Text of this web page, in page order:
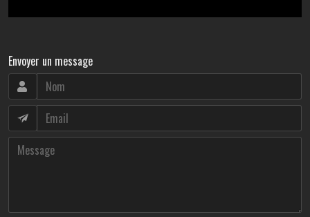
Envoyer un message